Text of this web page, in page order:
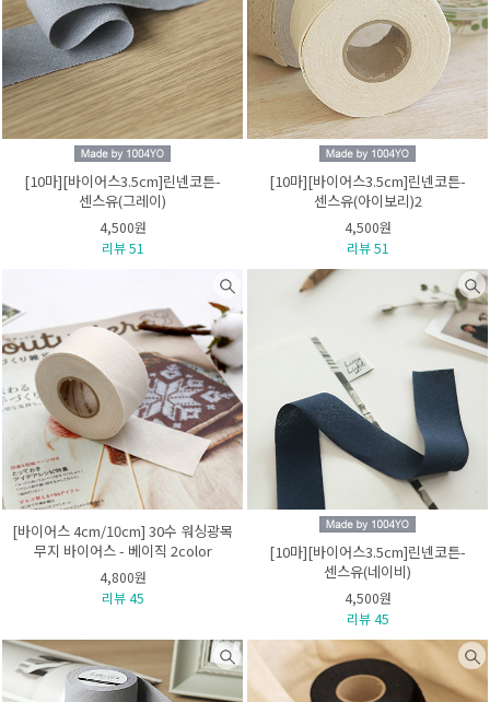
[10마][바이어스3.5cm]린넨코튼-
센스유(그레이)
4,500원
리뷰 51
[10마][바이어스3.5cm]린넨코튼-
센스유(아이보리)2
4,500원
리뷰 51
[바이어스 4cm/10cm] 30수 워싱광목
무지 바이어스 - 베이직 2color
4,800원
리뷰 45
[10마][바이어스3.5cm]린넨코튼-
센스유(네이비)
4,500원
리뷰 45